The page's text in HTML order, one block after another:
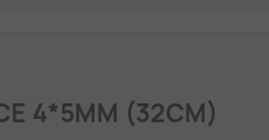
4*5MM (32CM)